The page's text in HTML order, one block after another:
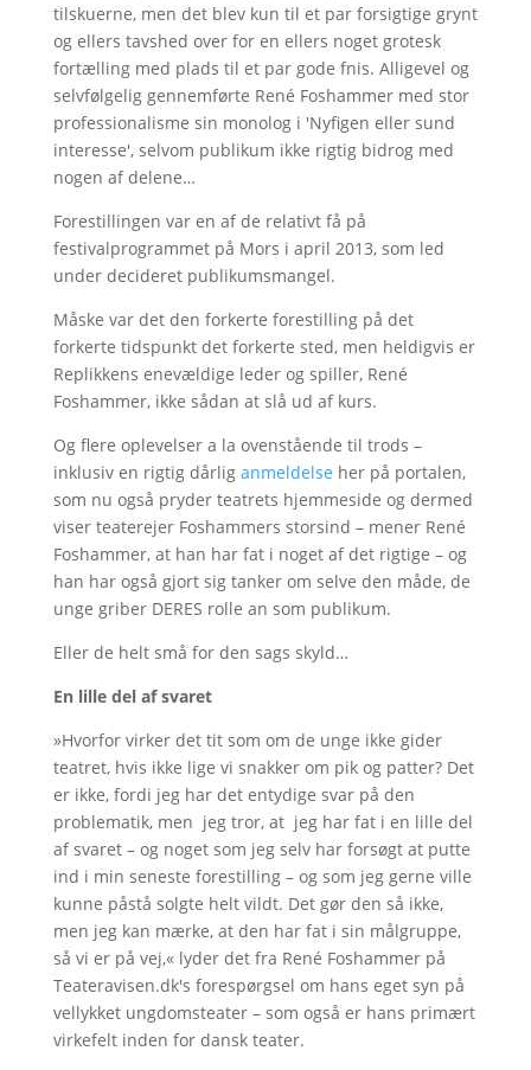
tilskuerne, men det blev kun til et par forsigtige grynt
og ellers tavshed over for en ellers noget grotesk
fortælling med plads til et par gode fnis. Alligevel og
selvfølgelig gennemførte René Foshammer med stor
professionalisme sin monolog i 'Nyfigen eller sund
interesse', selvom publikum ikke rigtig bidrog med
nogen af delene…
Forestillingen var en af de relativt få på
festivalprogrammet på Mors i april 2013, som led
under decideret publikumsmangel.
Måske var det den forkerte forestilling på det
forkerte tidspunkt det forkerte sted, men heldigvis er
Replikkens enevældige leder og spiller, René
Foshammer, ikke sådan at slå ud af kurs.
Og flere oplevelser a la ovenstående til trods –
inklusiv en rigtig dårlig anmeldelse her på portalen,
som nu også pryder teatrets hjemmeside og dermed
viser teaterejer Foshammers storsind – mener René
Foshammer, at han har fat i noget af det rigtige – og
han har også gjort sig tanker om selve den måde, de
unge griber DERES rolle an som publikum.
Eller de helt små for den sags skyld…
En lille del af svaret
»Hvorfor virker det tit som om de unge ikke gider
teatret, hvis ikke lige vi snakker om pik og patter? Det
er ikke, fordi jeg har det entydige svar på den
problematik, men jeg tror, at jeg har fat i en lille del
af svaret – og noget som jeg selv har forsøgt at putte
ind i min seneste forestilling – og som jeg gerne ville
kunne påstå solgte helt vildt. Det gør den så ikke,
men jeg kan mærke, at den har fat i sin målgruppe,
så vi er på vej,« lyder det fra René Foshammer på
Teateravisen.dk's forespørgsel om hans eget syn på
vellykket ungdomsteater – som også er hans primært
virkefelt inden for dansk teater.